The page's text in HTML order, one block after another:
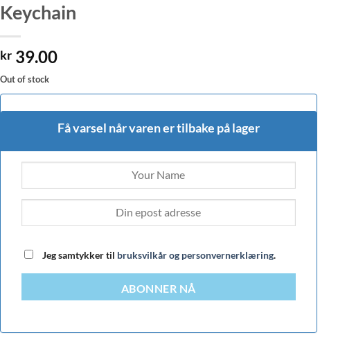
Keychain
kr39.00
Out of stock
Få varsel når varen er tilbake på lager
Jeg samtykker til bruksvilkår og personvernerklæring.
ABONNER NÅ